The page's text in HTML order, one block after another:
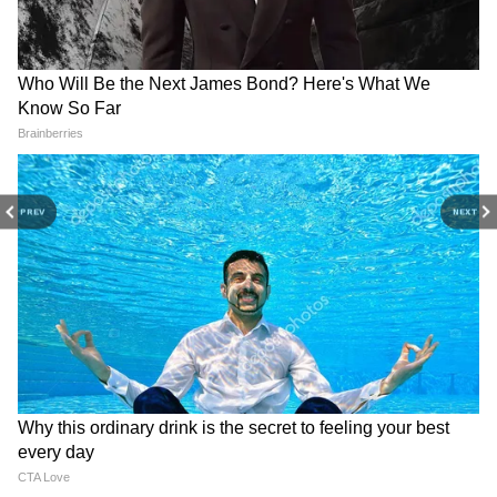
PREV NEXT
DOWNLOAD APP
RECOMMENDED STORIES